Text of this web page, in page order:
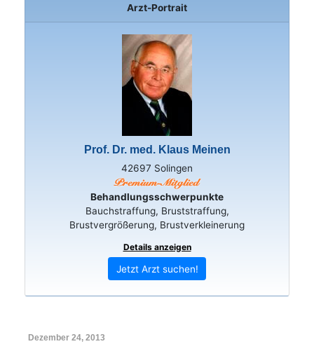
Arzt-Portrait
Prof. Dr. med. Klaus Meinen
42697 Solingen
Behandlungsschwerpunkte
Bauchstraffung, Bruststraffung,
Brustvergrößerung, Brustverkleinerung
Details anzeigen
Jetzt Arzt suchen!
Dezember 24, 2013